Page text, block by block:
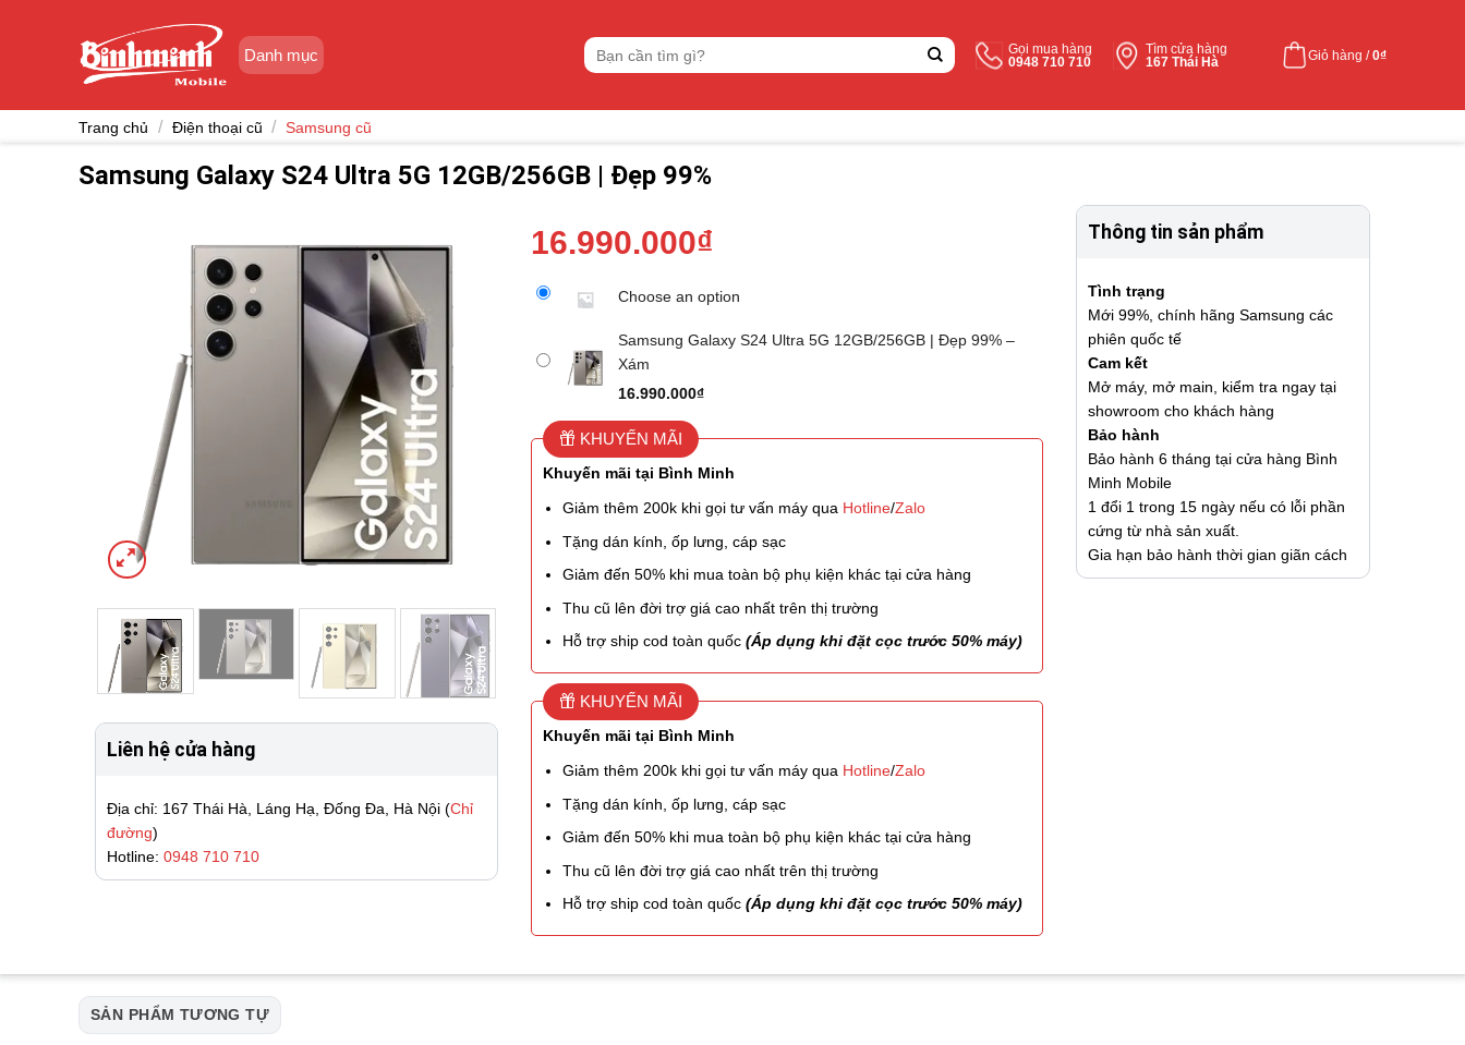
Danh mục
Tìm
kiếm:
Gọi mua hàng
0948 710 710
Tìm cửa hàng
167 Thái Hà
Giỏ hàng /0₫
Trang chủ / Điện thoại cũ / Samsung cũ
Samsung Galaxy S24 Ultra 5G 12GB/256GB | Đẹp 99%
Liên hệ cửa hàng
Địa chỉ: 167 Thái Hà, Láng Hạ, Đống Đa, Hà Nội (Chỉ
đường)
Hotline: 0948 710 710
16.990.000₫
Choose an option
Samsung Galaxy S24 Ultra 5G 12GB/256GB | Đẹp 99% –
Xám
16.990.000₫
KHUYẾN MÃI
Khuyến mãi tại Bình Minh
Giảm thêm 200k khi gọi tư vấn máy qua Hotline/Zalo
Tặng dán kính, ốp lưng, cáp sạc
Giảm đến 50% khi mua toàn bộ phụ kiện khác tại cửa hàng
Thu cũ lên đời trợ giá cao nhất trên thị trường
Hỗ trợ ship cod toàn quốc (Áp dụng khi đặt cọc trước 50% máy)
KHUYẾN MÃI
Khuyến mãi tại Bình Minh
Giảm thêm 200k khi gọi tư vấn máy qua Hotline/Zalo
Tặng dán kính, ốp lưng, cáp sạc
Giảm đến 50% khi mua toàn bộ phụ kiện khác tại cửa hàng
Thu cũ lên đời trợ giá cao nhất trên thị trường
Hỗ trợ ship cod toàn quốc (Áp dụng khi đặt cọc trước 50% máy)
Thông tin sản phẩm
Tình trạng
Mới 99%, chính hãng Samsung các
phiên quốc tế
Cam kết
Mở máy, mở main, kiểm tra ngay tại
showroom cho khách hàng
Bảo hành
Bảo hành 6 tháng tại cửa hàng Bình
Minh Mobile
1 đổi 1 trong 15 ngày nếu có lỗi phần
cứng từ nhà sản xuất.
Gia hạn bảo hành thời gian giãn cách
SẢN PHẨM TƯƠNG TỰ